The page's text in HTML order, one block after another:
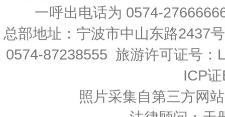
一呼出电话为 0574-
总部地址：宁波市中山东路2437
0574-87238555 旅游许可证号
ICP
照片采集自第三方网